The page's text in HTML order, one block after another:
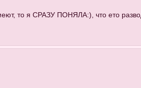
то я СРАЗУ ПОНЯЛА:), что ето